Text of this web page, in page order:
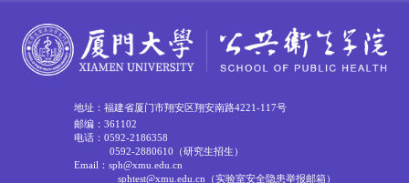
地址：福建省厦门市翔安区翔安南路4221-117号
邮编：361102
电话：0592-2186358
0592-2880610（研究生招生）
Email：sph@xmu.edu.cn
sphtest@xmu.edu.cn（实验室安全隐患举报邮箱）